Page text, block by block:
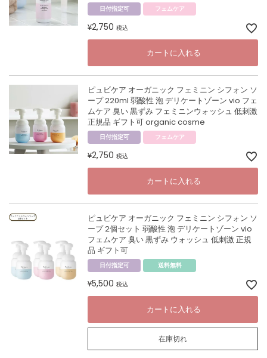
日付指定可 フェムケア
¥2,750 税込
カートに入れる
ピュビケア オーガニック フェミニン シフォン ソ
ープ 220ml 弱酸性 泡 デリケートゾーン vio フェ
ムケア 臭い 黒ずみ フェミニンウォッシュ 低刺激
正規品 ギフト可 organic cosme
日付指定可 フェムケア
¥2,750 税込
カートに入れる
ピュビケア オーガニック フェミニン シフォン ソ
ープ 2個セット 弱酸性 泡 デリケートゾーン vio
フェムケア 臭い 黒ずみ ウォッシュ 低刺激 正規
品 ギフト可
日付指定可 送料無料
¥5,500 税込
カートに入れる
在庫切れ